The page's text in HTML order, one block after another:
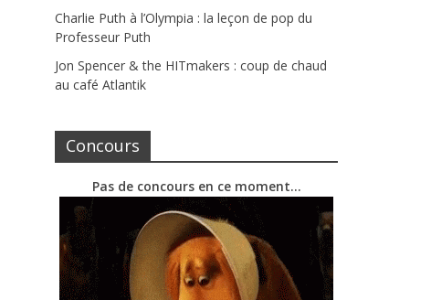
Charlie Puth à l’Olympia : la leçon de pop du
Professeur Puth
Jon Spencer & the HITmakers : coup de chaud
au café Atlantik
Concours
Pas de concours en ce moment…